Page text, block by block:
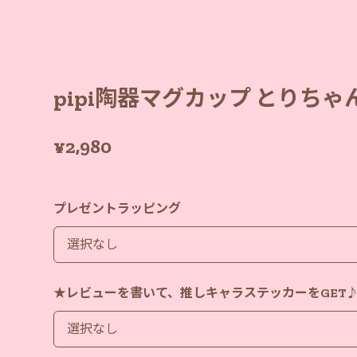
pipi陶器マグカップ とりちゃ
¥2,980
プレゼントラッピング
★レビューを書いて、推しキャラステッカーを